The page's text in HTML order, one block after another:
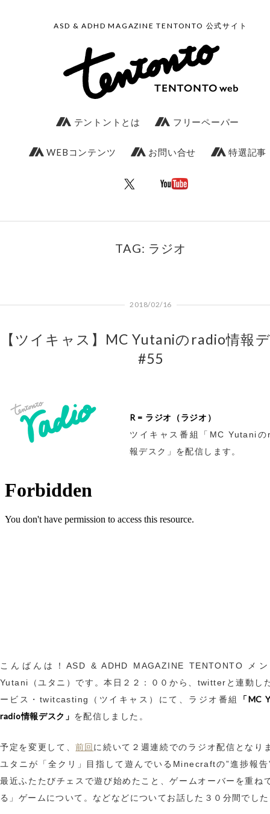
ASD & ADHD MAGAZINE TENTONTO 公式サイト
テントントとは フリーペーパー
WEBコンテンツ お問い合せ 特選記事
TAG: ラジオ
2018/02/16
【ツイキャス】MC Yutaniのradio情報
#55
R = ラジオ（ラジオ）
ツイキャス番組「MC Yutani
報デスク」を配信します。
こんばんは！ASD & ADHD MAGAZINE TENTONTO メ
Yutani（ユタニ）です。本日２２：００から、twitterと連動し
ービス・twitcasting（ツイキャス）にて、ラジオ番組
「MC
radio情報デスク」 を配信しました。
予定を変更して、前回に続いて２週連続でのラジオ配信となり
ユタニが「全クリ」目指して遊んでいるMinecraftの”進捗報告
最近ふたたびチェスで遊び始めたこと、ゲームオーバーを重ね
る」ゲームについて。などなどについてお話した３０分間でし